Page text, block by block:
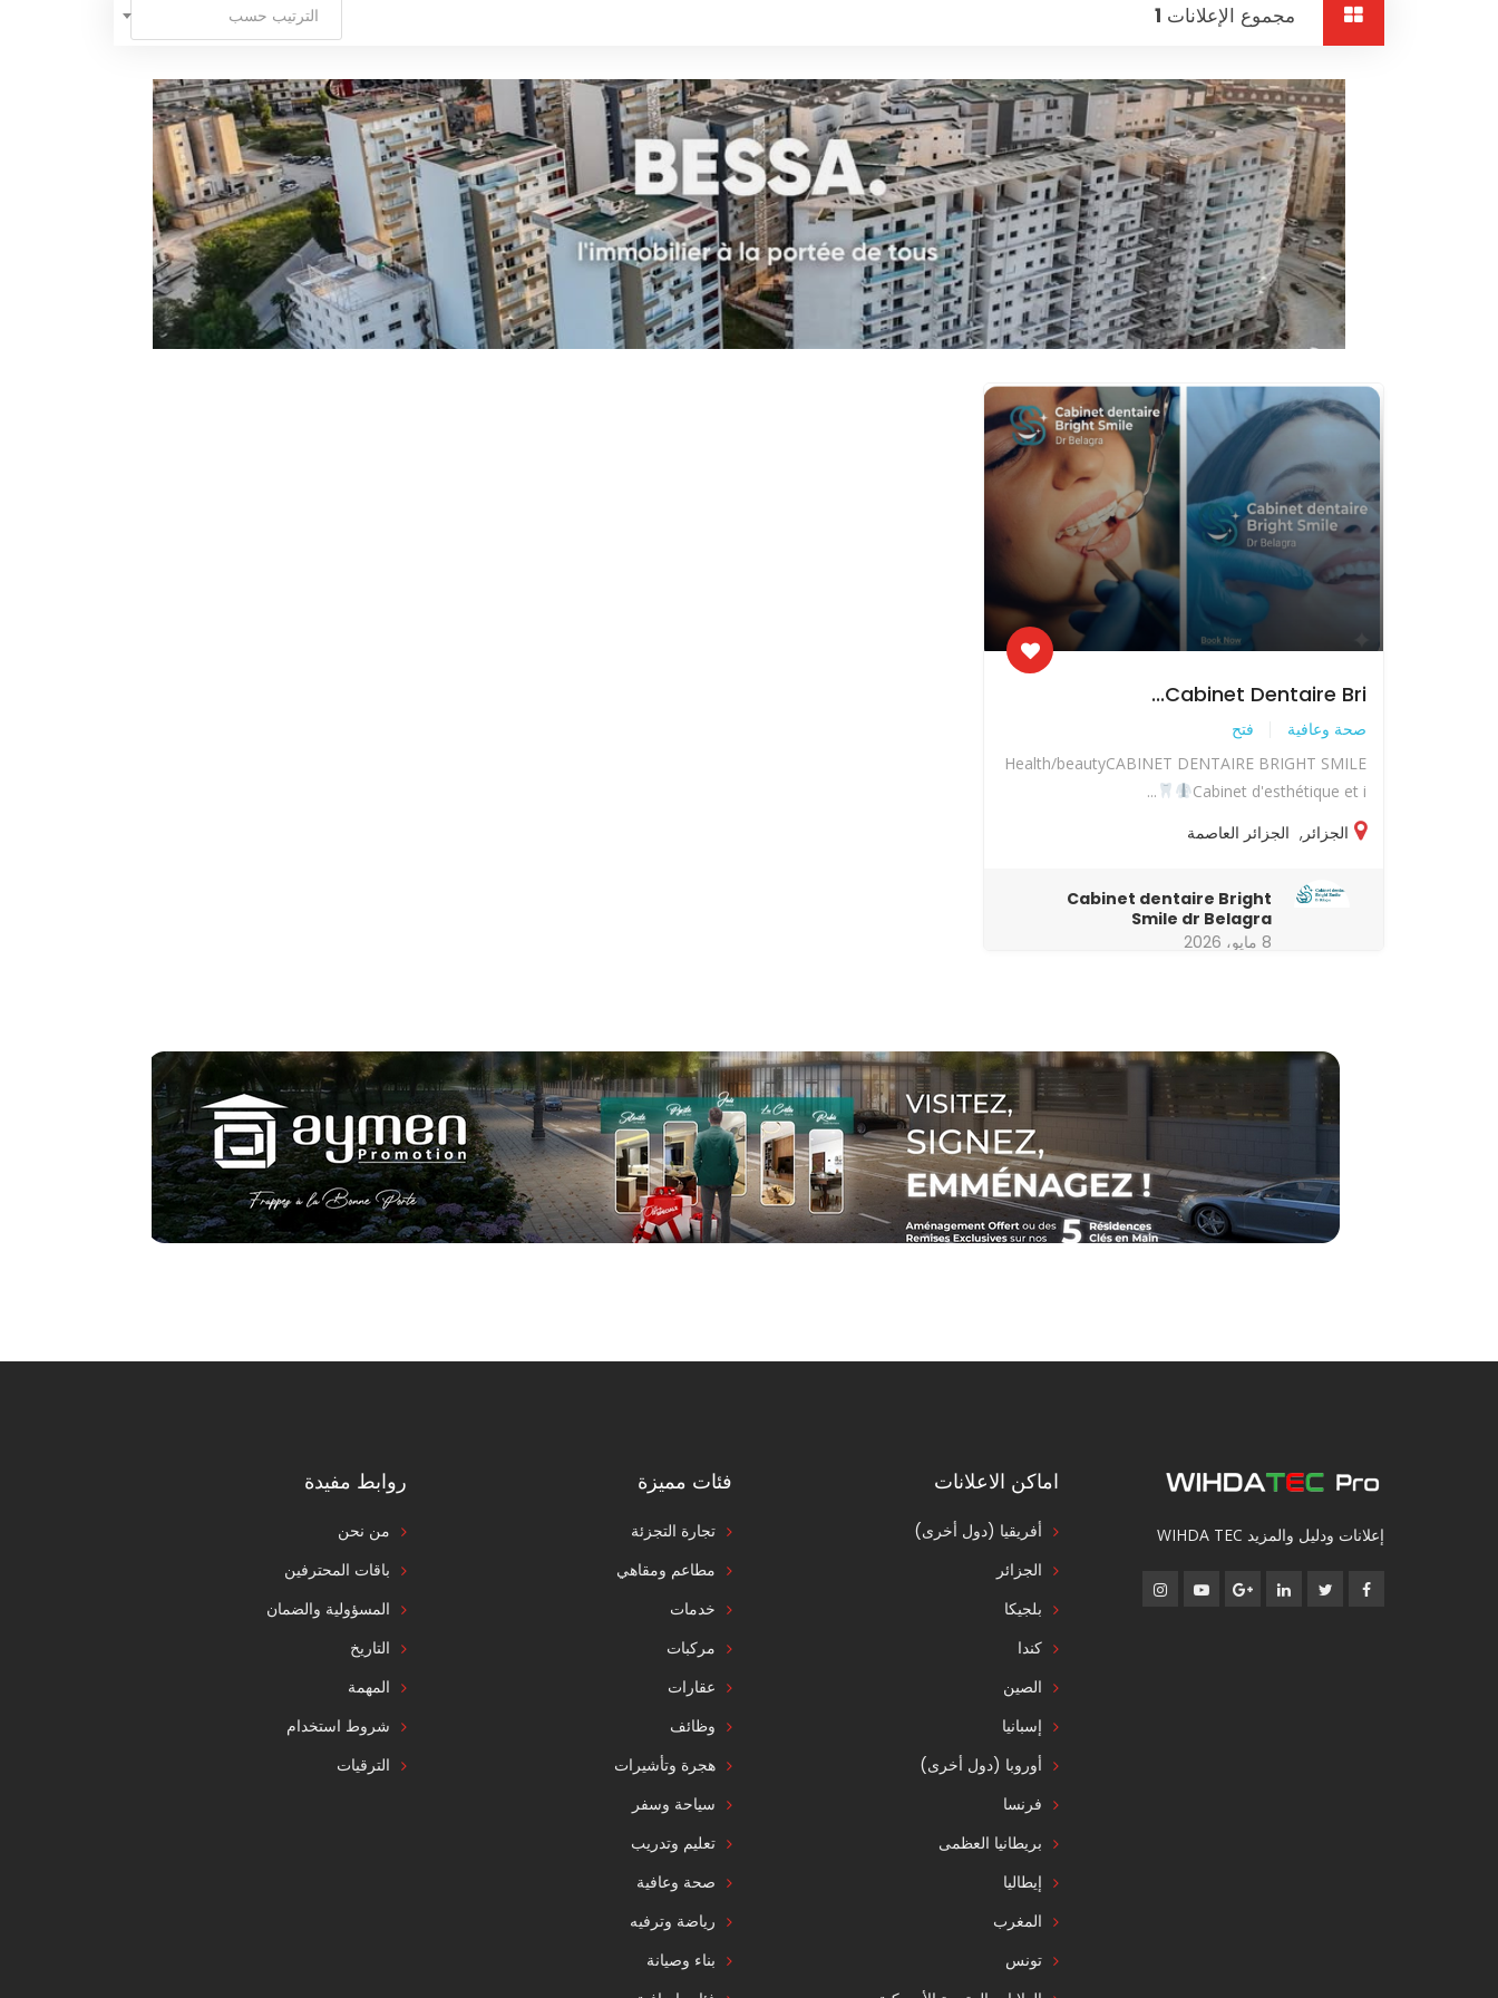
مجموع الإعلانات 1 الترتيب حسب
Cabinet Dentaire Bri...
صحة وعافية فتح
Health/beautyCABINET DENTAIRE BRIGHT SMILE
Cabinet d'esthétique et i...
الجزائر, الجزائر العاصمة
Cabinet dentaire Bright
Smile dr Belagra
8 مايو، 2026
إعلانات ودليل والمزيد WIHDA TEC
اماكن الاعلانات
أفريقيا (دول أخرى)
الجزائر
بلجيكا
كندا
الصين
إسبانيا
أوروبا (دول أخرى)
فرنسا
بريطانيا العظمى
إيطاليا
المغرب
تونس
فئات مميزة
تجارة التجزئة
مطاعم ومقاهي
خدمات
مركبات
عقارات
وظائف
هجرة وتأشيرات
سياحة وسفر
تعليم وتدريب
صحة وعافية
رياضة وترفيه
بناء وصيانة
روابط مفيدة
من نحن
باقات المحترفين
المسؤولية والضمان
التاريخ
المهمة
شروط استخدام
الترقيات